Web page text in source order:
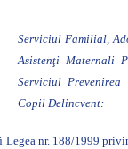
Serviciul Familial,
Asistenţi Maternali
Serviciul
Copil Delincvent:
Legea nr. 188/1999